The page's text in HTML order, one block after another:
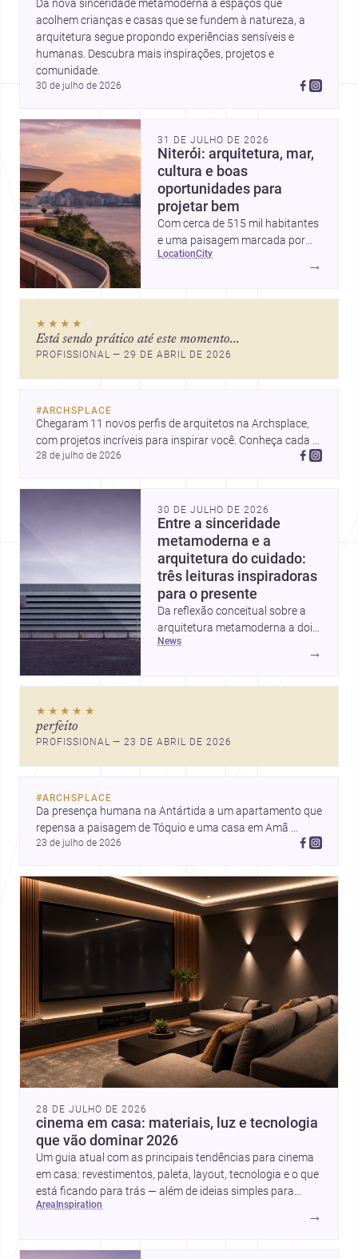
Da nova sinceridade metamoderna a espaços que
acolhem crianças e casas que se fundem à natureza, a
arquitetura segue propondo experiências sensíveis e
humanas. Descubra mais inspirações, projetos e
comunidade.
30 de julho de 2026
31 DE JULHO DE 2026
Niterói: arquitetura, mar,
cultura e boas
oportunidades para
projetar bem
Com cerca de 515 mil habitantes
e uma paisagem marcada por
ícones como o Museu de Arte
mercado interessante para quem
quer construir, reformar ou
location city
→
★★★★ ★
Está sendo prático até este momento...
PROFISSIONAL — 29 DE ABRIL DE 2026
#ARCHSPLACE
Chegaram 11 novos perfis de arquitetos na Archsplace,
com projetos incríveis para inspirar você. Conheça cada
perfil e descubra novas ideias para seus próximos
28 de julho de 2026
30 DE JULHO DE 2026
Entre a sinceridade
metamoderna e a
arquitetura do cuidado:
três leituras inspiradoras
para o presente
Da reflexão conceitual sobre a
arquitetura metamoderna a dois
projetos que colocam escala
humana, bem-estar e experiência
pensar forma, uso e emoção
news
→
★★★★★
perfeito
PROFISSIONAL — 23 DE ABRIL DE 2026
#ARCHSPLACE
Da presença humana na Antártida a um apartamento que
repensa a paisagem de Tóquio e uma casa em Amã
integrada ao terreno. Descubra mais inspirações, projetos
23 de julho de 2026
28 DE JULHO DE 2026
cinema em casa: materiais, luz e tecnologia
que vão dominar 2026
Um guia atual com as principais tendências para cinema
em casa: revestimentos, paleta, layout, tecnologia e o que
está ficando para trás — além de ideias simples para
atualizar sem reforma completa.
area inspiration
→